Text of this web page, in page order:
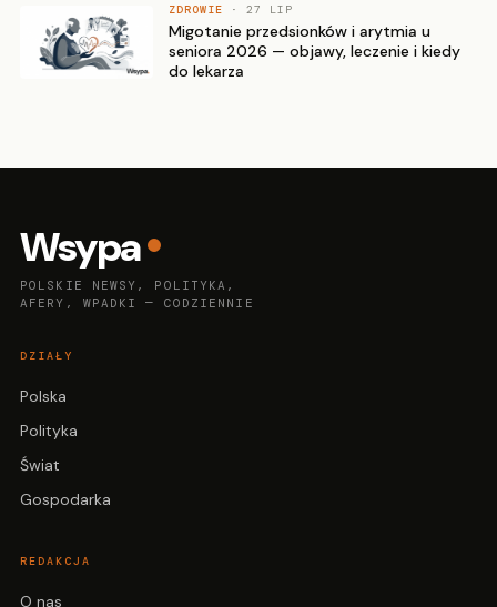
ZDROWIE · 27 LIP
Migotanie przedsionków i arytmia u
seniora 2026 — objawy, leczenie i kiedy
do lekarza
Wsypa
POLSKIE NEWSY, POLITYKA,
AFERY, WPADKI — CODZIENNIE
DZIAŁY
Polska
Polityka
Świat
Gospodarka
REDAKCJA
O nas